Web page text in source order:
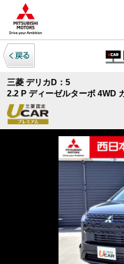
三菱 デリカD：5
2.2 P ディーゼルターボ